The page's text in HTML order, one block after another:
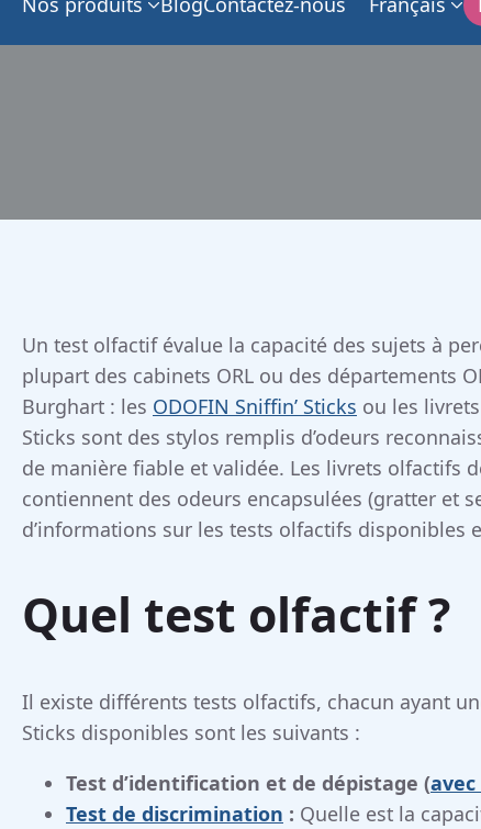
Un test olfactif évalue la capacité des sujets à
plupart des cabinets ORL ou des départements
Burghart : les ODOFIN Sniffin’ Sticks ou les
Sticks sont des stylos remplis d’odeurs
de manière fiable et validée. Les livrets olfactifs
contiennent des odeurs encapsulées (gratter et
d’informations sur les tests olfactifs disponibles
Quel test olfactif ?
Il existe différents tests olfactifs, chacun ayant
Sticks disponibles sont les suivants :
Test d’identification et de dépistage (avec
Test de discrimination : Quelle est la